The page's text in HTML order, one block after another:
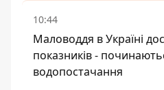
10:44
Маловоддя в Україні
показників -
водопостачання